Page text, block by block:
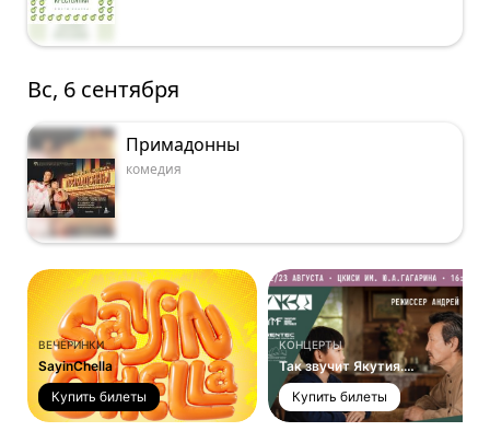
Вс, 6 сентября
Примадонны
комедия
ВЕЧЕРИНКИ
SayinChella
Купить билеты
КОНЦЕРТЫ
Так звучит Якутия.
Часть 2
Купить билеты